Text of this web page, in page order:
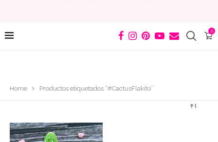
0
Home Productos etiquetados “#CactusFlakito”